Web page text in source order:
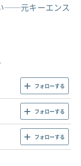
──元キーエンス
フォローする
フォローする
フォローする